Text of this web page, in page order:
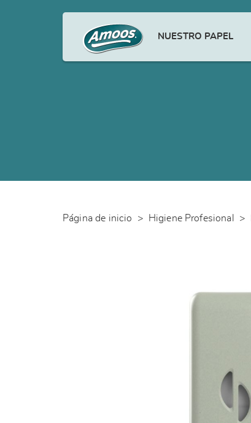
NUESTRO PAPEL
Página de inicio > Higiene Profesional >